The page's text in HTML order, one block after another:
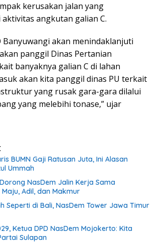
kerusakan jalan yang
angkutan galian C.
Banyuwangi akan menindaklanjuti
panggil Dinas Pertanian
banyaknya galian C di lahan
akan kita panggil dinas PU terkait
yang rusak gara-gara dilalui
yang melebihi tonase,” ujar
BUMN Gaji Ratusan Juta, Ini Alasan
Ummah
NasDem Jalin Kerja Sama
Adil, dan Makmur
Seperti di Bali, NasDem Tower Jawa Timur
Ketua DPD NasDem Mojokerto: Kita
Sulapan